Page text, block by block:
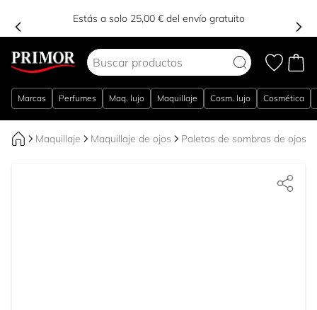
Estás a solo 25,00 € del envío gratuito
Marcas Perfumes Maq. lujo Maquillaje Cosm. lujo Cosmética
Maquillaje Maquillaje de ojos Paletas de sombras de ojos